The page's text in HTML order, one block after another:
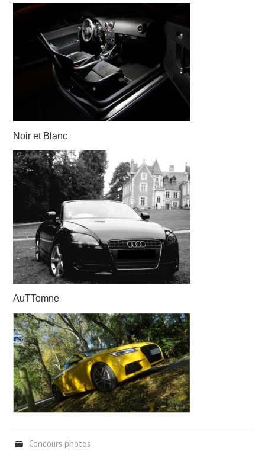
Noir et Blanc
AuTTomne
Concours photos